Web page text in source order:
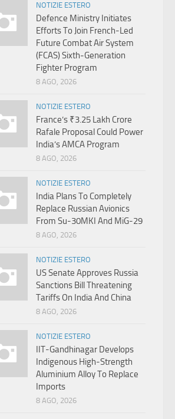
NOTIZIE ESTERO
Defence Ministry Initiates
Efforts To Join French-Led
Future Combat Air System
(FCAS) Sixth‑Generation
Fighter Program
8 AGO, 2026
NOTIZIE ESTERO
France’s ₹3.25 Lakh Crore
Rafale Proposal Could Power
India’s AMCA Program
8 AGO, 2026
NOTIZIE ESTERO
India Plans To Completely
Replace Russian Avionics
From Su-30MKI And MiG-29
8 AGO, 2026
NOTIZIE ESTERO
US Senate Approves Russia
Sanctions Bill Threatening
Tariffs On India And China
8 AGO, 2026
NOTIZIE ESTERO
IIT-Gandhinagar Develops
Indigenous High-Strength
Aluminium Alloy To Replace
Imports
8 AGO, 2026